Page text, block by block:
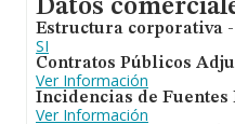
Datos
Estructura corporativa
SI
Contratos Públicos
Ver Información
Incidencias de Fuentes
Ver Información